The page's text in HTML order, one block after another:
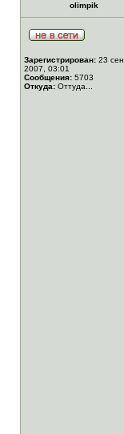
olimpik
Зарегистрирован: 23 сен
2007, 03:01
Сообщения: 5703
Откуда: Оттуда...